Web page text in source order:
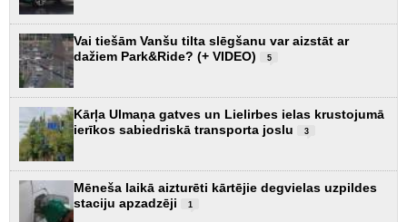
Vai tiešām Vanšu tilta slēgšanu var aizstāt ar
dažiem Park&Ride? (+ VIDEO)
5
Kārļa Ulmaņa gatves un Lielirbes ielas krustojumā
ierīkos sabiedriskā transporta joslu
3
Mēneša laikā aizturēti kārtējie degvielas uzpildes
staciju apzadzēji
1